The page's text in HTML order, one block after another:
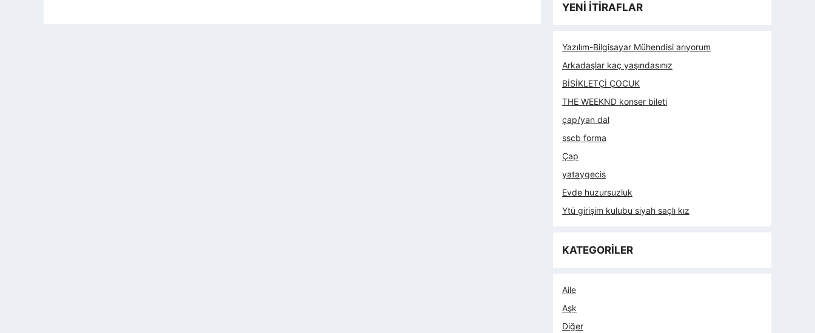
YENİ İTİRAFLAR
Yazılım-Bilgisayar Mühendisi arıyorum
Arkadaşlar kaç yaşındasınız
BİSİKLETÇİ ÇOCUK
THE WEEKND konser bileti
çap/yan dal
sscb forma
Çap
yataygecis
Evde huzursuzluk
Ytü girişim kulubu siyah saçlı kız
KATEGORİLER
Aile
Aşk
Diğer